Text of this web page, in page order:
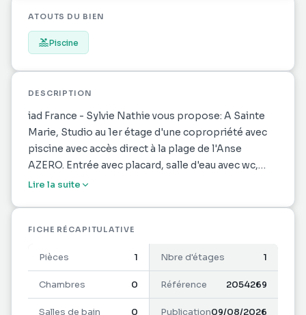
ATOUTS DU BIEN
Piscine
DESCRIPTION
iad France - Sylvie Nathie vous propose: A Sainte
Marie, Studio au 1er étage d'une copropriété avec
piscine avec accès direct à la plage de l'Anse
AZERO. Entrée avec placard, salle d'eau avec wc,
belle pièce de vie avec une grande cuisine
par mois, grande piscine à disposition, très belle
La presente annonce immobiliere vise 1 lot situé
dans une copropriété de 78 lots au total et ne
Lire la suite
FICHE RÉCAPITULATIVE
Pièces 1 Nbre d'étages 1
Chambres 0 Référence 2054269
Salles de bain 0 Publication09/08/2026